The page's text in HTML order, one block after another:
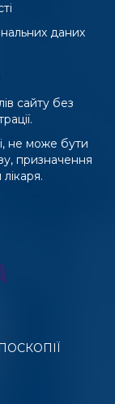
даних
сайту без
не може бути
призначення